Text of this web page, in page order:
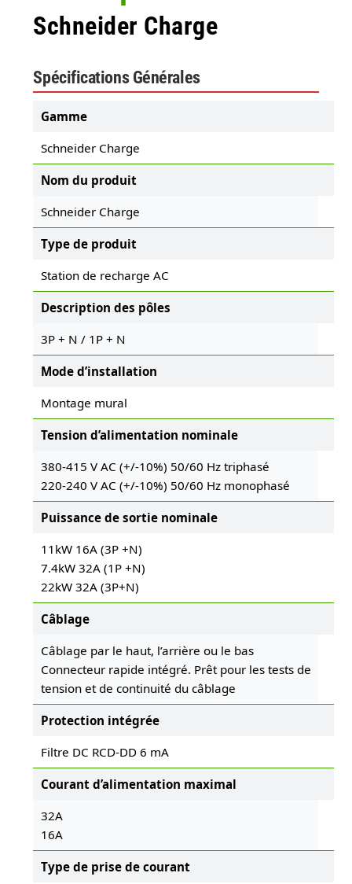
Schneider Charge
Spécifications Générales
Gamme
Schneider Charge
Nom du produit
Schneider Charge
Type de produit
Station de recharge AC
Description des pôles
3P + N / 1P + N
Mode d’installation
Montage mural
Tension d’alimentation nominale
380-415 V AC (+/-10%) 50/60 Hz triphasé
220-240 V AC (+/-10%) 50/60 Hz monophasé
Puissance de sortie nominale
11kW 16A (3P +N)
7.4kW 32A (1P +N)
22kW 32A (3P+N)
Câblage
Câblage par le haut, l’arrière ou le bas
Connecteur rapide intégré. Prêt pour les tests de
tension et de continuité du câblage
Protection intégrée
Filtre DC RCD-DD 6 mA
Courant d’alimentation maximal
32A
16A
Type de prise de courant